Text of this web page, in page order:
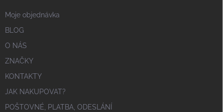
Moje objednávka
BLOG
O NÁS
ZNAČKY
KONTAKTY
JAK NAKUPOVAT?
POŠTOVNÉ, PLATBA, ODESLÁNÍ